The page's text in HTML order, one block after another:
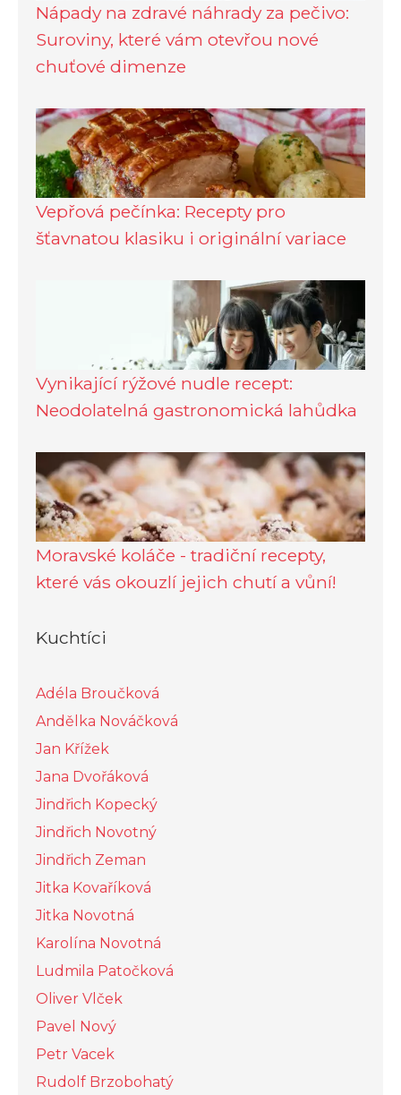
Nápady na zdravé náhrady za pečivo:
Suroviny, které vám otevřou nové
chuťové dimenze
Vepřová pečínka: Recepty pro
šťavnatou klasiku i originální variace
Vynikající rýžové nudle recept:
Neodolatelná gastronomická lahůdka
Moravské koláče - tradiční recepty,
které vás okouzlí jejich chutí a vůní!
Kuchtíci
Adéla Broučková
Andělka Nováčková
Jan Křížek
Jana Dvořáková
Jindřich Kopecký
Jindřich Novotný
Jindřich Zeman
Jitka Kovaříková
Jitka Novotná
Karolína Novotná
Ludmila Patočková
Oliver Vlček
Pavel Nový
Petr Vacek
Rudolf Brzobohatý